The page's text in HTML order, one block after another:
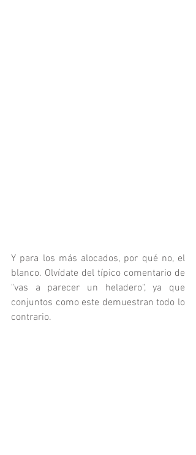
Y para los más alocados, por qué no, el
blanco. Olvídate del típico comentario de
"vas a parecer un heladero", ya que
conjuntos como este demuestran todo lo
contrario.